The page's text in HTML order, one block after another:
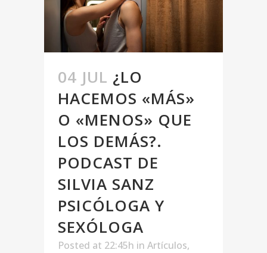
04 JUL ¿LO
HACEMOS «MÁS»
O «MENOS» QUE
LOS DEMÁS?.
PODCAST DE
SILVIA SANZ
PSICÓLOGA Y
SEXÓLOGA
Posted at 22:45h in Artículos,